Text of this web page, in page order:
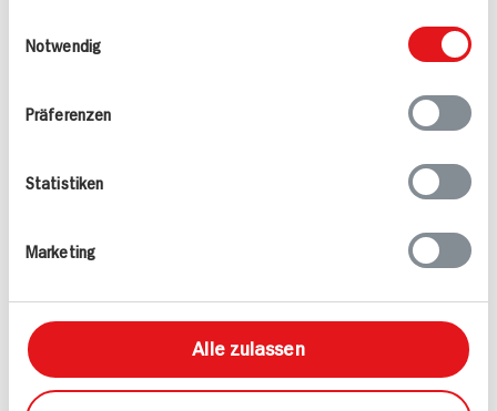
bereitgestellt haben oder die sie im Rahmen
Notwendig
Präferenzen
Statistiken
Marketing
Alle zulassen
15 min
Leicht
1.043 kcal p. Portion